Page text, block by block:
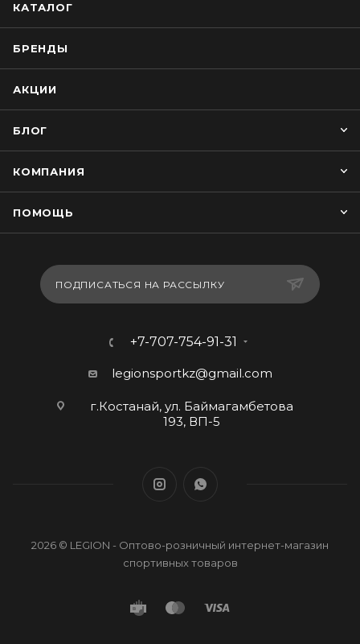
КАТАЛОГ
БРЕНДЫ
АКЦИИ
БЛОГ
КОМПАНИЯ
ПОМОЩЬ
ПОДПИСАТЬСЯ НА РАССЫЛКУ
+7-707-754-91-31
legionsportkz@gmail.com
г.Костанай, ул. Баймагамбетова
193, ВП-5
2026 © LEGION - Оптово-розничный интернет-магазин
спортивных товаров